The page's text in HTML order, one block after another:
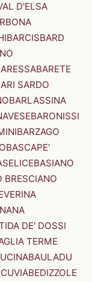
D'ELSA
BARCISBARD
BARETE
SARDO
BARLASSINA
BARONISSI
BARZAGO
BASCAPE'
BASIANO
BRESCIANO
DE' DOSSI
TERME
BAULADU
BEDIZZOLE